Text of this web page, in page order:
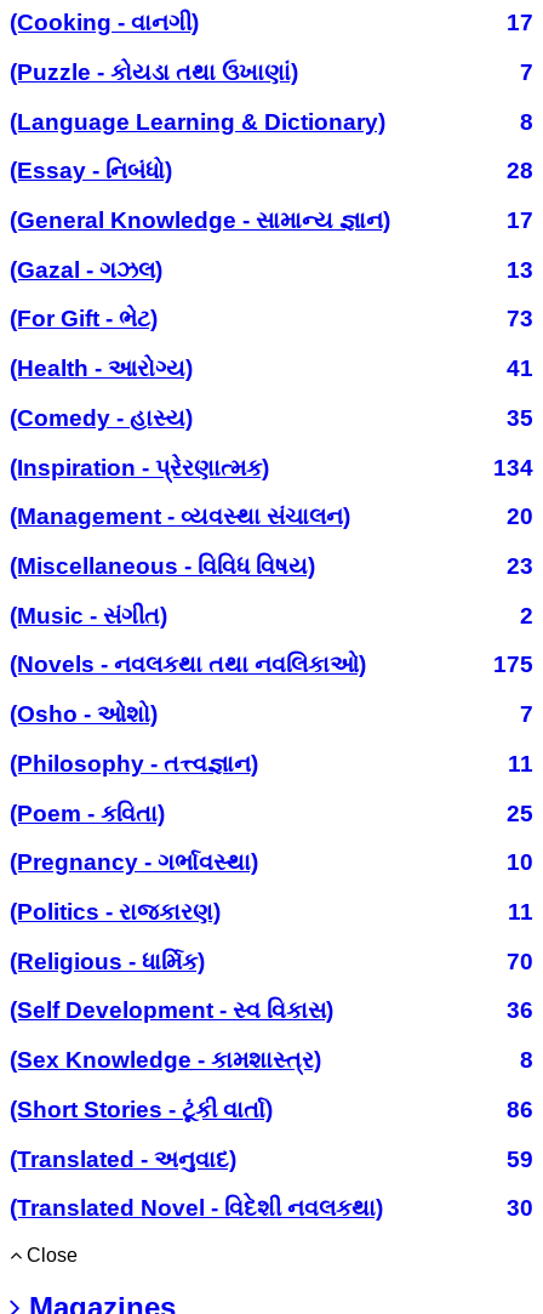
(Cooking - વાનગી)
17
(Puzzle - કોયડા તથા ઉખાણાં)
7
(Language Learning & Dictionary)
8
(Essay - નિબંધો)
28
(General Knowledge - સામાન્ય જ્ઞાન)
17
(Gazal - ગઝલ)
13
(For Gift - ભેટ)
73
(Health - આરોગ્ય)
41
(Comedy - હાસ્ય)
35
(Inspiration - પ્રેરણાત્મક)
134
(Management - વ્યવસ્થા સંચાલન)
20
(Miscellaneous - વિવિધ વિષય)
23
(Music - સંગીત)
2
(Novels - નવલકથા તથા નવલિકાઓ)
175
(Osho - ઓશો)
7
(Philosophy - તત્ત્વજ્ઞાન)
11
(Poem - કવિતા)
25
(Pregnancy - ગર્ભાવસ્થા)
10
(Politics - રાજકારણ)
11
(Religious - ધાર્મિક)
70
(Self Development - સ્વ વિકાસ)
36
(Sex Knowledge - કામશાસ્ત્ર)
8
(Short Stories - ટૂંકી વાર્તા)
86
(Translated - અનુવાદ)
59
(Translated Novel - વિદેશી નવલકથા)
30
Close
Magazines